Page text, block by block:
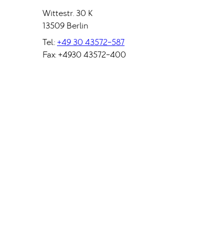
Wittestr. 30 K
13509 Berlin
Tel.: +49 30 43572-587
Fax: +4930 43572-400